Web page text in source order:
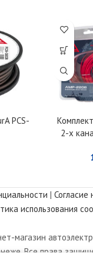
PCS-
2-х
|
использования
магазин
Все права